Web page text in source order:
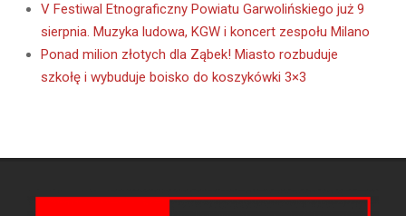
V Festiwal Etnograficzny Powiatu Garwolińskiego już 9
sierpnia. Muzyka ludowa, KGW i koncert zespołu Milano
Ponad milion złotych dla Ząbek! Miasto rozbuduje
szkołę i wybuduje boisko do koszykówki 3×3